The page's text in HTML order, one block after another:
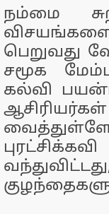
நம்மை
பெறுவது
சமூக
கல்வி